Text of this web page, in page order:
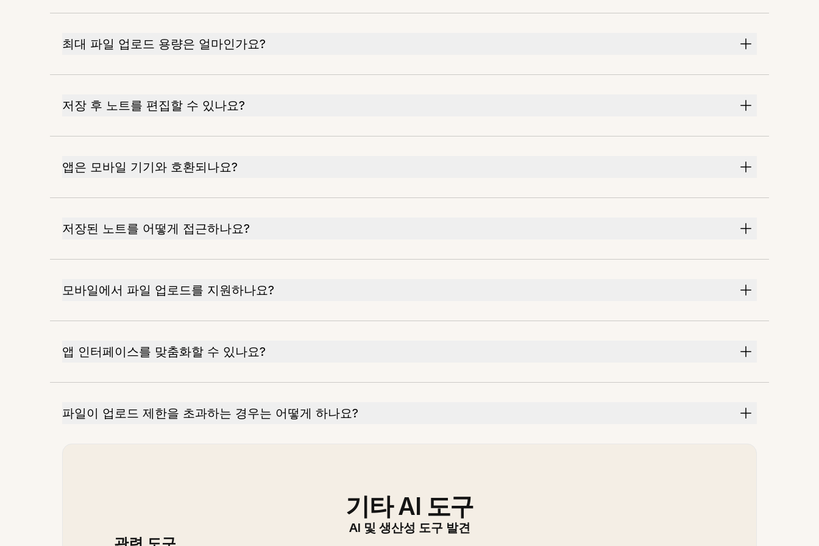
최대 파일 업로드 용량은 얼마인가요?
저장 후 노트를 편집할 수 있나요?
앱은 모바일 기기와 호환되나요?
저장된 노트를 어떻게 접근하나요?
모바일에서 파일 업로드를 지원하나요?
앱 인터페이스를 맞춤화할 수 있나요?
파일이 업로드 제한을 초과하는 경우는 어떻게 하나요?
기타 AI 도구
AI 및 생산성 도구 발견